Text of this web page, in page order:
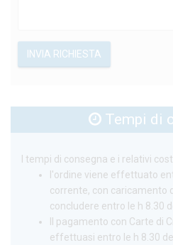
INVIA RICHIESTA
Tempi di
I tempi di consegna e i relativi
l'ordine viene effettuato
corrente, con caricamento
concludere entro le h 8.30
Il pagamento con Carte di
effettuasi entro le h 8.30